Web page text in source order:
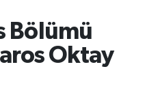
Bölümü
Oktay